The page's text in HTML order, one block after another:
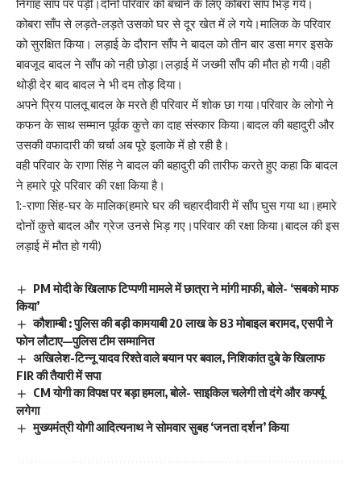
निगाह साँप पर पड़ी।दोनों परिवार को बचाने के लिए कोबरा साँप भिड़ गये।
कोबरा साँप से लड़ते-लड़ते उसको घर से दूर खेत में ले गये।मालिक के परिवार
को सुरक्षित किया। लड़ाई के दौरान साँप ने बादल को तीन बार डसा मगर इसके
बावजूद बादल ने साँप को नही छोड़ा।लड़ाई में जख्मी साँप की मौत हो गयी।वही
थोड़ी देर बाद बादल ने भी दम तोड़ दिया।
अपने प्रिय पालतू बादल के मरते ही परिवार में शोक छा गया।परिवार के लोगो ने
कफन के साथ सम्मान पूर्वक कुत्ते का दाह संस्कार किया।बादल की बहादुरी और
उसकी वफादारी की चर्चा अब पूरे इलाके में हो रही है।
वही परिवार के राणा सिंह ने बादल की बहादुरी की तारीफ करते हुए कहा कि बादल
ने हमारे पूरे परिवार की रक्षा किया है।
1:-राणा सिंह-घर के मालिक(हमारे घर की चहारदीवारी में साँप घुस गया था।हमारे
दोनों कुत्ते बादल और ग्रेज उनसे भिड़ गए।परिवार की रक्षा किया।बादल की इस
लड़ाई में मौत हो गयी)
PM मोदी के खिलाफ टिप्पणी मामले में छात्रा ने मांगी माफी, बोले- ‘सबको माफ
किया’
कौशाम्बी : पुलिस की बड़ी कामयाबी 20 लाख के 83 मोबाइल बरामद, एसपी ने
फोन लौटाए—पुलिस टीम सम्मानित
अखिलेश-टिन्नू यादव रिश्ते वाले बयान पर बवाल, निशिकांत दुबे के खिलाफ
FIR की तैयारी में सपा
CM योगी का विपक्ष पर बड़ा हमला, बोले- साइकिल चलेगी तो दंगे और कर्फ्यू
लगेगा
मुख्यमंत्री योगी आदित्यनाथ ने सोमवार सुबह ‘जनता दर्शन’ किया